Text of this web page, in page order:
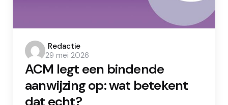
Posted
by
Redactie
29 mei 2026
ACM legt een bindende
aanwijzing op: wat betekent
dat echt?